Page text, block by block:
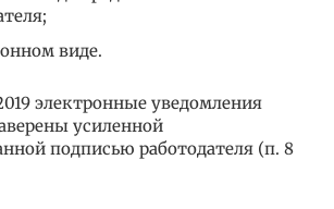
виде.
электронные уведомления
усиленной
подписью работодателя (п. 8